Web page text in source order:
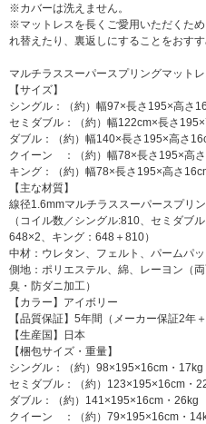
※カバーは洗えません。
※マットレスを長くご愛用いただくた
れ替えたり、裏返しにすることをおすす
マルチラススーパースプリングマットレ
【サイズ】
シングル：（約）幅97×長さ195×高さ
セミダブル：（約）幅122cm×長さ
ダブル：（約）幅140×長さ195×高さ
クイーン ：（約）幅78×長さ195×高さ
キング：（約）幅78×長さ195×高さ
【主な材質】
線径1.6mmマルチラススーパースプリ
（コイル数／シングル:810、セミダブ
648×2、キング：648＋810）
中材：ウレタン、フェルト、パームパ
側地：ポリエステル、綿、レーヨン（
臭・防ダニ加工）
【カラー】アイボリー
【品質保証】5年間（メーカー保証2年
【生産国】日本
【梱包サイズ・重量】
シングル：（約）98×195×16cm・17kg
セミダブル：（約）123×195×16cm・
ダブル：（約）141×195×16cm・26kg
クイーン ：（約）79×195×16cm・